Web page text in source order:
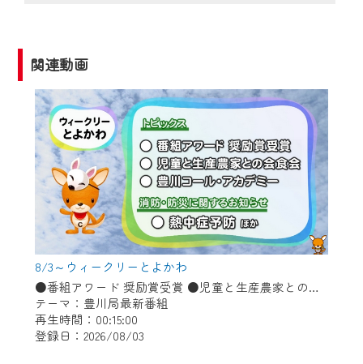
関連動画
8/3～ウィークリーとよかわ
●番組アワード 奨励賞受賞 ●児童と生産農家との会食会 ●豊川コール・アカデミー ●消防・防災に関するお知らせ「熱中症予防」ほか
テーマ：豊川局最新番組
再生時間：00:15:00
登録日：2026/08/03
2024年9月24日からはご加入者様へのサー
ビス向上のため、
『CCNet Web TV』を利用いただくには、
一部コンテンツを除き、
CCNetサービスへの加入と『CCNetマイ
ページ※』へのログインが必要となりま
す。
何卒、ご理解ご了承の程よろしくお願い
いたします。
※マイページへのログインには、MyIDが必
要となります。
※MyIDとは、CCNet Web TVを含むCCNetの
各種サービスをご利用頂くためのIDです。